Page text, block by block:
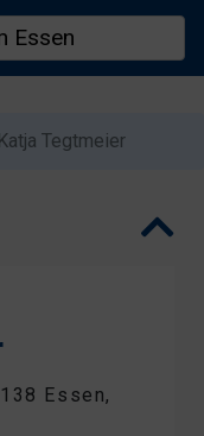
Katja Tegtmeier
Essen,